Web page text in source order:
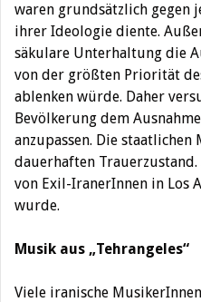
waren grundsätzlich gegen
ihrer Ideologie diente.
säkulare Unterhaltung die
von der größten Priorität
ablenken würde. Daher
Bevölkerung dem
anzupassen. Die
dauerhaften Trauerzustand.
von Exil-IranerInnen in Los
wurde.
Musik aus „Tehrangeles“
Viele iranische